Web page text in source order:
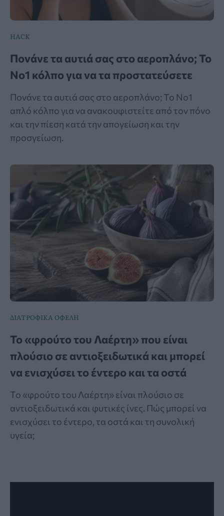
HACK
Πονάνε τα αυτιά σας στο αεροπλάνο; Το
Νο1 κόλπο για να τα προστατεύσετε
Πονάνε τα αυτιά σας στο αεροπλάνο; Το Νο1
απλό κόλπο για να ανακουφιστείτε από τον πόνο
και την πίεση κατά την απογείωση και την
προσγείωση.
ΔΙΑΤΡΟΦΙΚΑ ΟΦΕΛΗ
Το «φρούτο του Λαέρτη» που είναι
πλούσιο σε αντιοξειδωτικά και μπορεί
να ενισχύσει το έντερο και τα οστά
Το «φρούτο του Λαέρτη» είναι πλούσιο σε
αντιοξειδωτικά και φυτικές ίνες. Πώς μπορεί να
ενισχύσει το έντερο, τα οστά και τη συνολική
υγεία;